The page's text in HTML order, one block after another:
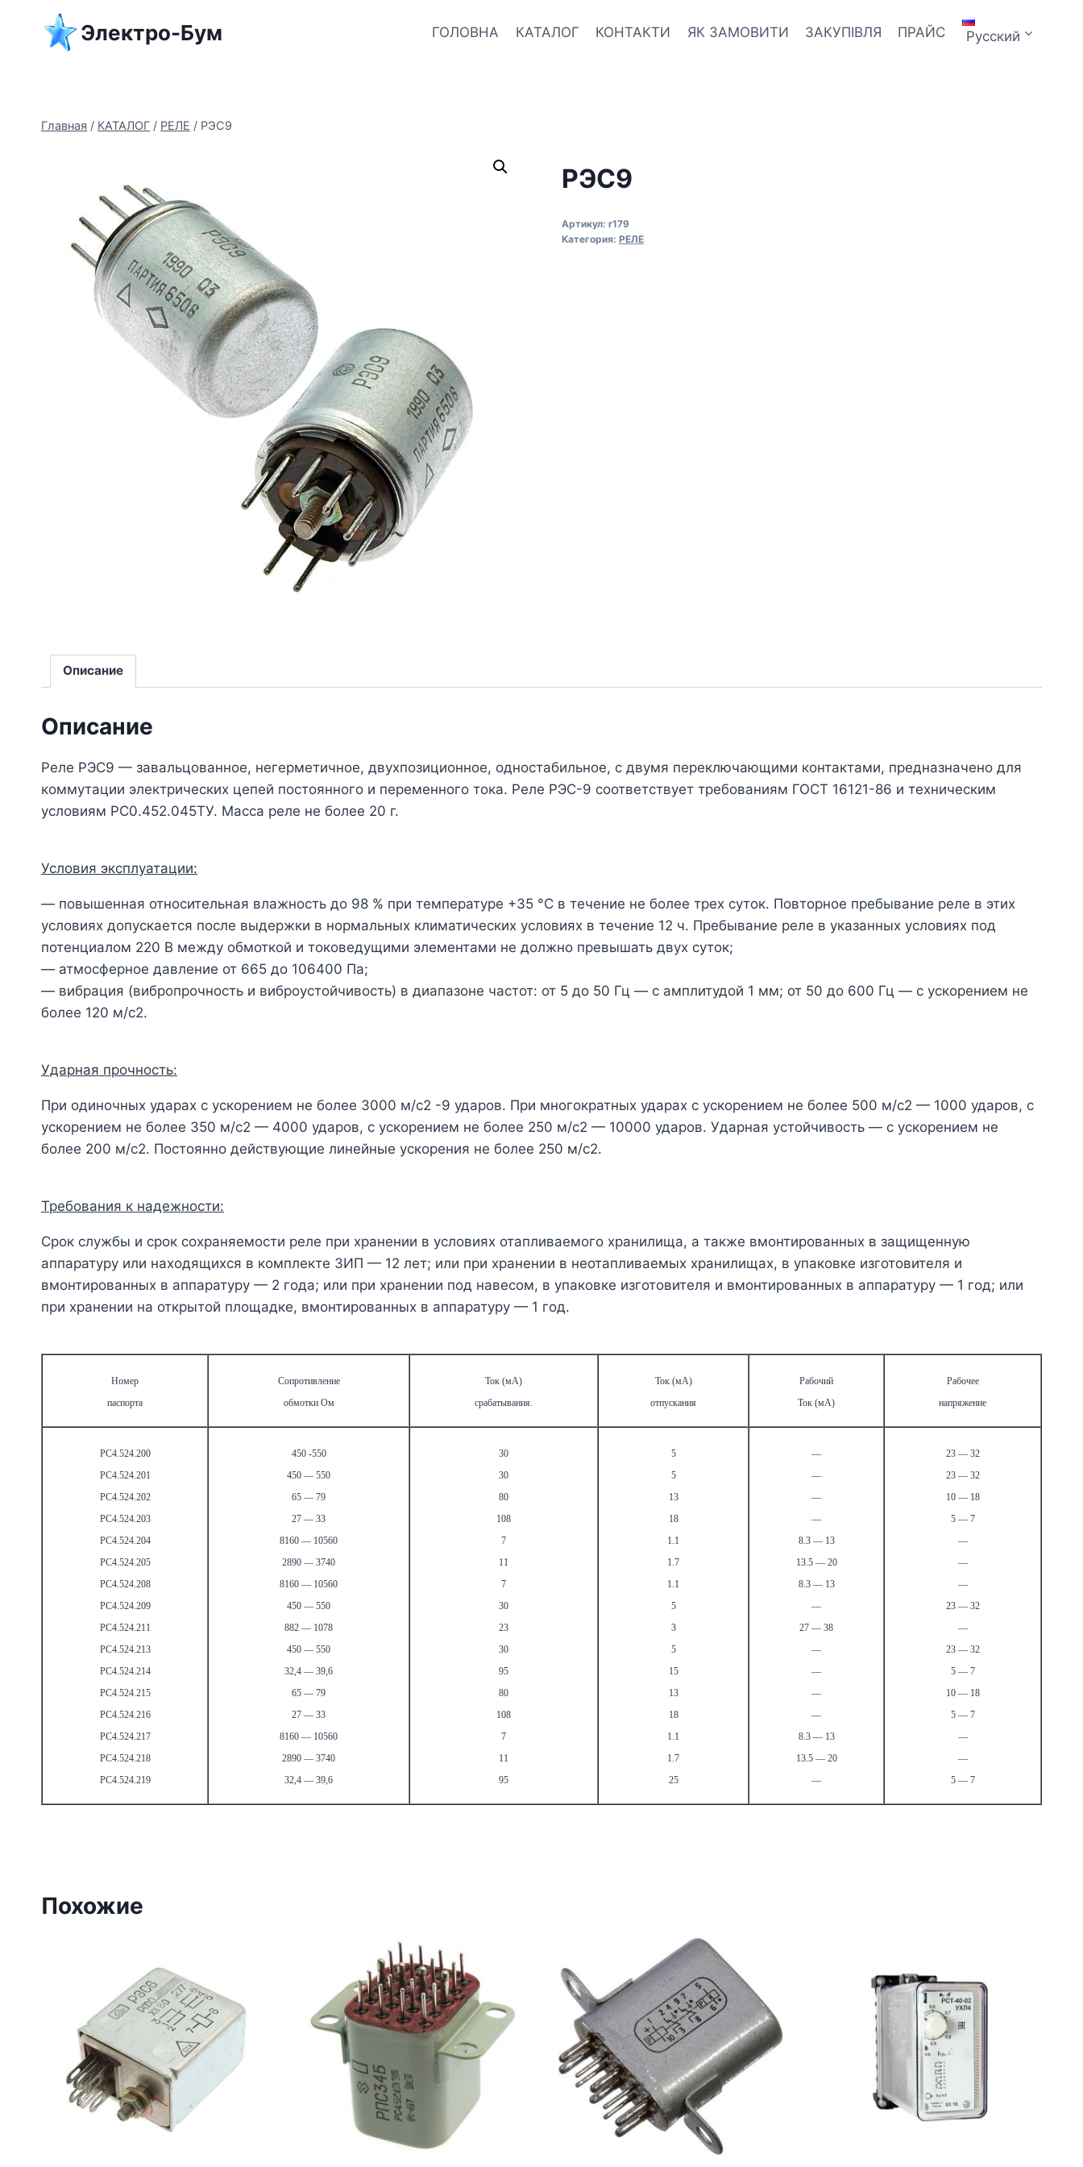
содержимому
Электро-Бум ГОЛОВНА КАТАЛОГ КОНТАКТИ ЯК ЗАМОВИТИ ЗАКУПІВЛЯ ПРАЙС Русский
Главная / КАТАЛОГ / РЕЛЕ / РЭС9
РЭС9
Артикул: r179
Категория: РЕЛЕ
Описание
Описание
Реле РЭС9 — завальцованное, негерметичное, двухпозиционное, одностабильное, с двумя переключающими контактами, предназначено для
коммутации электрических цепей постоянного и переменного тока. Реле РЭС-9 соответствует требованиям ГОСТ 16121-86 и техническим
условиям РС0.452.045ТУ. Мас­са реле не более 20 г.
Условия эксплуатации:
— повышенная относительная влажность до 98 % при температуре +35 °С в течение не более трех суток. Повторное пребывание реле в этих
условиях допускается после выдержки в нормальных климатических условиях в течение 12 ч. Пребывание реле в указанных условиях под
потенциалом 220 В между обмоткой и токоведущими элементами не должно превышать двух суток;
— атмосферное давление от 665 до 106400 Па;
— вибрация (вибропрочность и виброустойчивость) в диапазоне частот: от 5 до 50 Гц — с амплитудой 1 мм; от 50 до 600 Гц — с ускорением не
более 120 м/с2.
Ударная прочность:
При одиночных ударах с ускорением не более 3000 м/с2 -9 ударов. При многократных ударах с ускорением не более 500 м/с2 — 1000 ударов, с
ускорением не более 350 м/с2 — 4000 ударов, с ускорением не более 250 м/с2 — 10000 ударов. Ударная устойчивость — с ускорением не
более 200 м/с2. Постоянно действующие линейные ускорения не более 250 м/с2.
Требования к надежности:
Срок службы и срок сохраняемости реле при хране­нии в условиях отапливаемого хранилища, а также вмонтированных в защищен­ную
аппаратуру или находящихся в комплекте ЗИП — 12 лет; или при хранении в неотапливаемых хранилищах, в упаковке изготовителя и
вмонтированных в аппаратуру — 2 года; или при хранении под навесом, в упаковке изготовителя и вмонтированных в аппаратуру — 1 год; или
при хранении на открытой пло­щадке, вмонтированных в аппаратуру — 1 год.
Номер
паспорта
Сопротивление
обмотки Ом
Ток (мА)
срабатывания.
Ток (мА)
отпускания
Рабочий
Ток (мА)
Рабочее
напряжение
РС4.524.200
РС4.524.201
РС4.524.202
РС4.524.203
РС4.524.204
РС4.524.205
РС4.524.208
РС4.524.209
РС4.524.211
РС4.524.213
РС4.524.214
РС4.524.215
РС4.524.216
РС4.524.217
РС4.524.218
РС4.524.219
450 -550
450 — 550
65 — 79
27 — 33
8160 — 10560
2890 — 3740
8160 — 10560
450 — 550
882 — 1078
450 — 550
32,4 — 39,6
65 — 79
27 — 33
8160 — 10560
2890 — 3740
32,4 — 39,6
30
30
80
108
7
11
7
30
23
30
95
80
108
7
11
95
5
5
13
18
1.1
1.7
1.1
5
3
5
15
13
18
1.1
1.7
25
—
—
—
—
8.3 — 13
13.5 — 20
8.3 — 13
—
27 — 38
—
—
—
—
8.3 — 13
13.5 — 20
—
23 — 32
23 — 32
10 — 18
5 — 7
—
—
—
23 — 32
—
23 — 32
5 — 7
10 — 18
5 — 7
—
—
5 — 7
Похожие